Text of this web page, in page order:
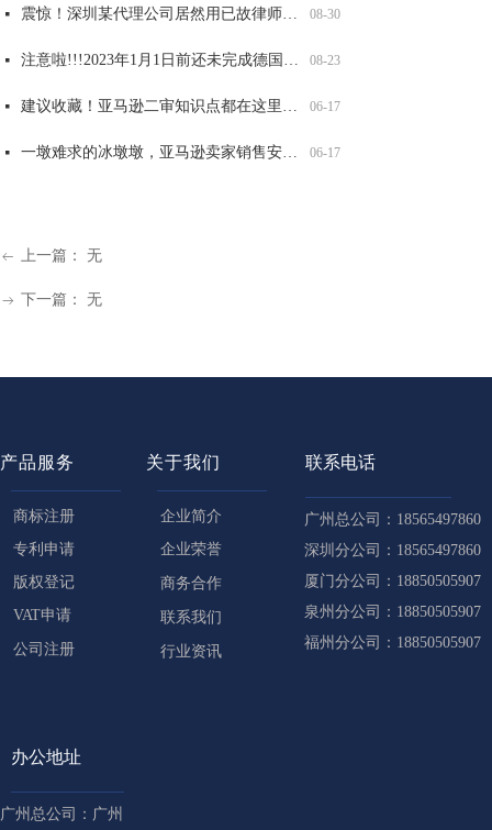
ꂃ 上一篇： 无
ꁹ 下一篇： 无
08-30
넷
08-23
넷
06-17
넷
06-17
넷
产品服务
商标注册
专利申请
版权登记
VAT申请
公司注册
关于我们
企业简介
企业荣誉
商务合作
联系我们
行业资讯
联系电话
广州总公司：18565497860
深圳分公司：18565497860
厦门分公司：18850505907
泉州分公司：18850505907
福州分公司：18850505907
办公地址
广州总公司：广州